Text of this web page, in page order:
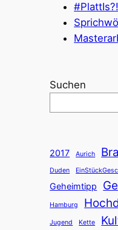
#PlattIs?!
Suchen
2017 Aurich
Duden
Geheimtipp
Hamburg
Jugend Kette